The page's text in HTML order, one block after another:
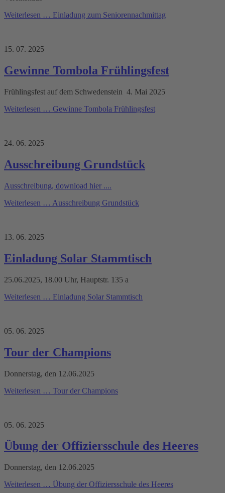
Weiterlesen … Einladung zum Seniorennachmittag
15. 07. 2025
Gewinne Tombola Frühlingsfest
Frühlingsfest auf dem Schwedenstein 4. Mai 2025
Weiterlesen … Gewinne Tombola Frühlingsfest
24. 06. 2025
Ausschreibung Grundstück
Ausschreibung, download hier ....
Weiterlesen … Ausschreibung Grundstück
13. 06. 2025
Einladung Solar Stammtisch
25.06.2025, 18.00 Uhr, Hauptstr. 135 a
Weiterlesen … Einladung Solar Stammtisch
05. 06. 2025
Tour der Champions
Donnerstag, den 12.06.2025
Weiterlesen … Tour der Champions
05. 06. 2025
Übung der Offiziersschule des Heeres
Donnerstag, den 12.06.2025
Weiterlesen … Übung der Offiziersschule des Heeres